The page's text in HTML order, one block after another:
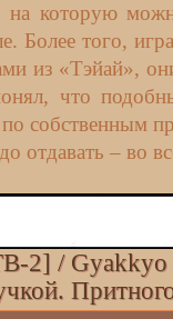
на которую
Более того,
из «Тэйай»,
что
собственным
отдавать – во
2] /